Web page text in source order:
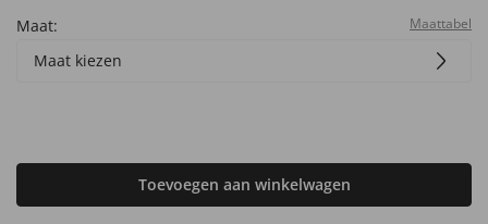
Maat: Maattabel
Maat kiezen
Toevoegen aan winkelwagen